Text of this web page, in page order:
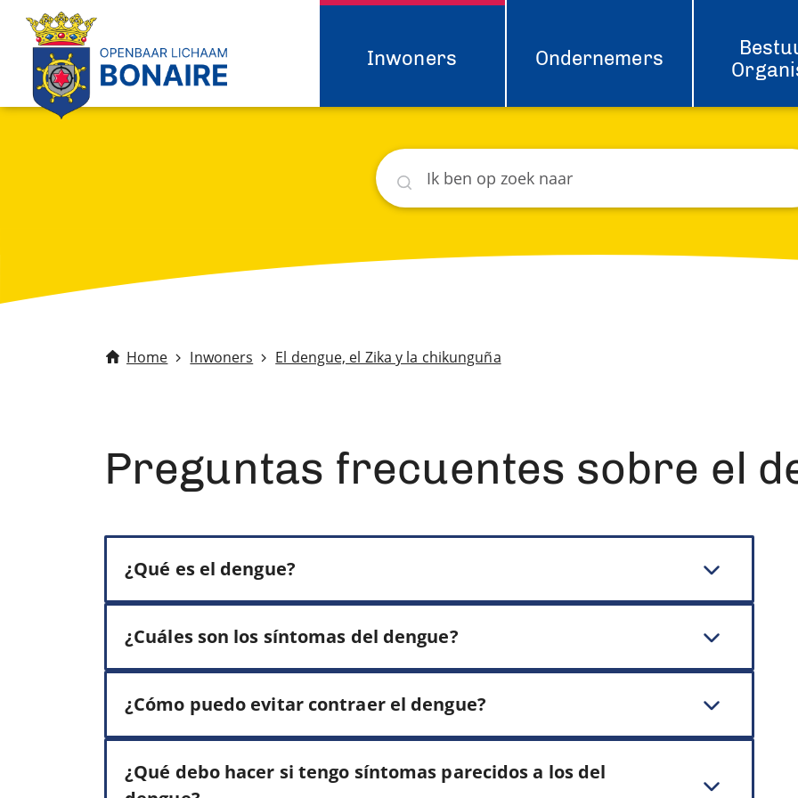
Inwoners Ondernemers
Chat
Zoeken
Home Inwoners El dengue, el Zika y la chikunguña
Preguntas frecuentes sobre el
¿Qué es el dengue?
¿Cuáles son los síntomas del dengue?
¿Cómo puedo evitar contraer el dengue?
¿Qué debo hacer si tengo síntomas parecidos a los del